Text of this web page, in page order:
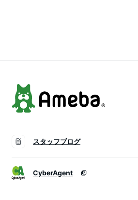
スタッフブログ
CyberAgent